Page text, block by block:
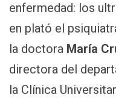
enfermedad: los
en plató el
la doctora María
directora del
la Clínica